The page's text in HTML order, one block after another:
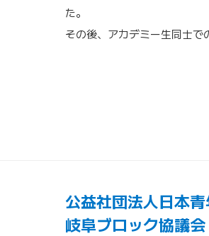
た。
その後、アカデミー生同士で
公益社団法人日本
岐阜ブロック協議会